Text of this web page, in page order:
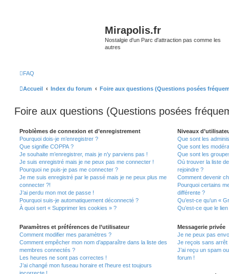
Mirapolis.fr
Nostalgie d'un Parc d'attraction pas comme les
autres
FAQ
Accueil Index du forum Foire aux questions (Questions posées
Foire aux questions (Questions posées
Problèmes de connexion et d’enregistrement
Pourquoi dois-je m’enregistrer ?
Que signifie COPPA ?
Je souhaite m’enregistrer, mais je n’y parviens pas !
Je suis enregistré mais je ne peux pas me connecter !
Pourquoi ne puis-je pas me connecter ?
Je me suis enregistré par le passé mais je ne peux plus me
connecter ?!
J’ai perdu mon mot de passe !
Pourquoi suis-je automatiquement déconnecté ?
À quoi sert « Supprimer les cookies » ?
Paramètres et préférences de l’utilisateur
Comment modifier mes paramètres ?
Comment empêcher mon nom d’apparaître dans la liste des
membres connectés ?
Les heures ne sont pas correctes !
J’ai changé mon fuseau horaire et l’heure est toujours
incorrecte !
Niveaux
Que sont les
Que sont les
Que sont les
Où trouver la liste
rejoindre ?
Comment devenir
Pourquoi certains
différente ?
Qu’est-ce qu’un «
Qu’est-ce que le
Messagerie privée
Je ne peux pas
Je reçois sans arrêt
J’ai reçu un spam
forum !